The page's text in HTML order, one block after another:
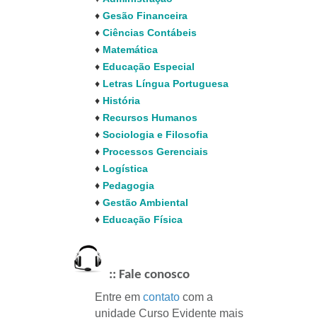
♦ Gesão Financeira
♦ Ciências Contábeis
♦ Matemática
♦ Educação Especial
♦ Letras Língua Portuguesa
♦ História
♦ Recursos Humanos
♦ Sociologia e Filosofia
♦ Processos Gerenciais
♦ Logística
♦ Pedagogia
♦ Gestão Ambiental
♦ Educação Física
:: Fale conosco
Entre em contato com a
unidade Curso Evidente mais
Atendimento rápido via
WhatsApp!